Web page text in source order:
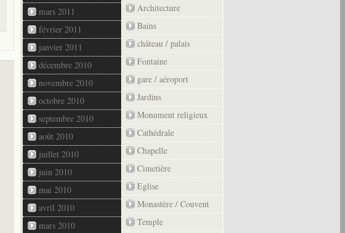
mars 2011
février 2011
janvier 2011
décembre 2010
novembre 2010
octobre 2010
septembre 2010
août 2010
juillet 2010
juin 2010
mai 2010
avril 2010
mars 2010
Architecture
Bains
château / palais
Fontaine
gare / aéroport
Jardins
Monument religieux
Cathédrale
Chapelle
Cimetière
Eglise
Monastère / Couvent
Temple